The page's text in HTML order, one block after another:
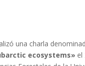
una charla
ecosystems»el